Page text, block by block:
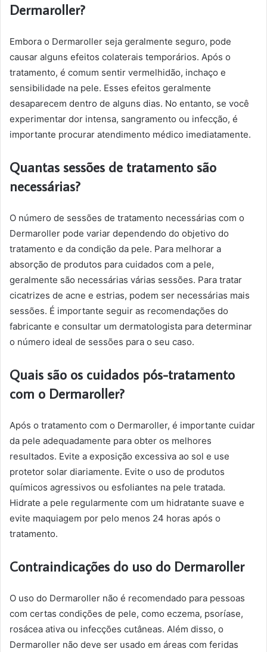
Dermaroller?
Embora o Dermaroller seja geralmente seguro, pode
causar alguns efeitos colaterais temporários. Após o
tratamento, é comum sentir vermelhidão, inchaço e
sensibilidade na pele. Esses efeitos geralmente
desaparecem dentro de alguns dias. No entanto, se você
experimentar dor intensa, sangramento ou infecção, é
importante procurar atendimento médico imediatamente.
Quantas sessões de tratamento são
necessárias?
O número de sessões de tratamento necessárias com o
Dermaroller pode variar dependendo do objetivo do
tratamento e da condição da pele. Para melhorar a
absorção de produtos para cuidados com a pele,
geralmente são necessárias várias sessões. Para tratar
cicatrizes de acne e estrias, podem ser necessárias mais
sessões. É importante seguir as recomendações do
fabricante e consultar um dermatologista para determinar
o número ideal de sessões para o seu caso.
Quais são os cuidados pós-tratamento
com o Dermaroller?
Após o tratamento com o Dermaroller, é importante cuidar
da pele adequadamente para obter os melhores
resultados. Evite a exposição excessiva ao sol e use
protetor solar diariamente. Evite o uso de produtos
químicos agressivos ou esfoliantes na pele tratada.
Hidrate a pele regularmente com um hidratante suave e
evite maquiagem por pelo menos 24 horas após o
tratamento.
Contraindicações do uso do Dermaroller
O uso do Dermaroller não é recomendado para pessoas
com certas condições de pele, como eczema, psoríase,
rosácea ativa ou infecções cutâneas. Além disso, o
Dermaroller não deve ser usado em áreas com feridas